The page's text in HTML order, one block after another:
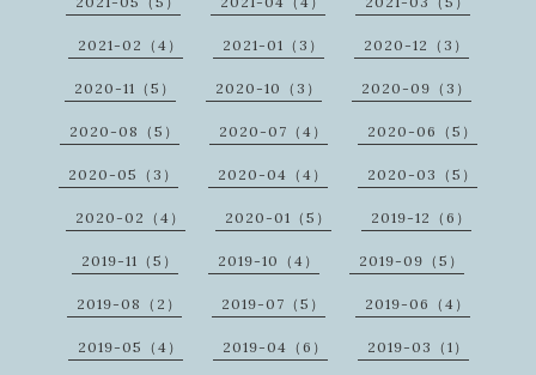
2021-02（4） 2021-01（3） 2020-12（3）
2020-11（5） 2020-10（3） 2020-09（3）
2020-08（5） 2020-07（4） 2020-06（5）
2020-05（3） 2020-04（4） 2020-03（5）
2020-02（4） 2020-01（5） 2019-12（6）
2019-11（5） 2019-10（4） 2019-09（5）
2019-08（2） 2019-07（5） 2019-06（4）
2019-05（4） 2019-04（6） 2019-03（1）